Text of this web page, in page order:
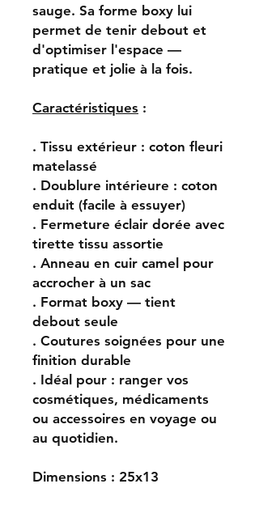
sauge. Sa forme boxy lui
permet de tenir debout et
d'optimiser l'espace —
pratique et jolie à la fois.
Caractéristiques :
. Tissu extérieur : coton fleuri
matelassé
. Doublure intérieure : coton
enduit (facile à essuyer)
. Fermeture éclair dorée avec
tirette tissu assortie
. Anneau en cuir camel pour
accrocher à un sac
. Format boxy — tient
debout seule
. Coutures soignées pour une
finition durable
. Idéal pour : ranger vos
cosmétiques, médicaments
ou accessoires en voyage ou
au quotidien.
Dimensions : 25x13